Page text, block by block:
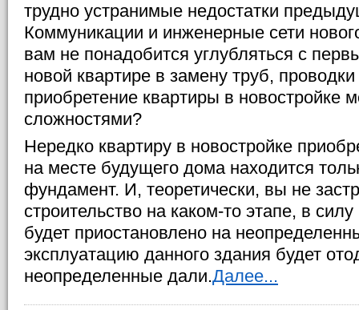
трудно устранимые недостатки
Коммуникации и инженерные сети
вам не понадобится углубляться с
новой квартире в замену труб,
приобретение квартиры в новостройке
сложностями?
Нередко квартиру в новостройке
на месте будущего дома находится
фундамент. И, теоретически, вы не
строительство на каком-то этапе, в
будет приостановлено на
эксплуатацию данного здания будет
неопределенные дали.Далее...